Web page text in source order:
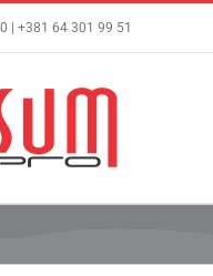
| +381 64 301 99 51